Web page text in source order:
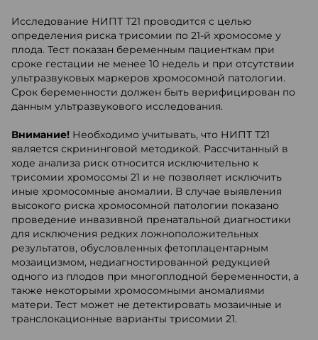
Исследование НИПТ Т21 проводится с целью
определения риска трисомии по 21-й хромосоме у
плода. Тест показан беременным пациенткам при
сроке гестации не менее 10 недель и при отсутствии
ультразвуковых маркеров хромосомной патологии.
Срок беременности должен быть верифицирован по
данным ультразвукового исследования.
Внимание! Необходимо учитывать, что НИПТ Т21
является скрининговой методикой. Рассчитанный в
ходе анализа риск относится исключительно к
трисомии хромосомы 21 и не позволяет исключить
иные хромосомные аномалии. В случае выявления
высокого риска хромосомной патологии показано
проведение инвазивной пренатальной диагностики
для исключения редких ложноположительных
результатов, обусловленных фетоплацентарным
мозаицизмом, недиагностированной редукцией
одного из плодов при многоплодной беременности, а
также некоторыми хромосомными аномалиями
матери. Тест может не детектировать мозаичные и
транслокационные варианты трисомии 21.